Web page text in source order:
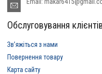
Обслуговування
Звʼяжіться з нами
Повернення товару
Карта сайту